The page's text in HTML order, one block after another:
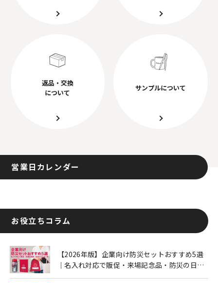
返品・交換
について
サンプルについて
営業日カレンダー
お役立ちコラム
【2026年版】企業向け防災セットおすすめ5選
｜名入れ対応で販促・来場記念品・防災の日に